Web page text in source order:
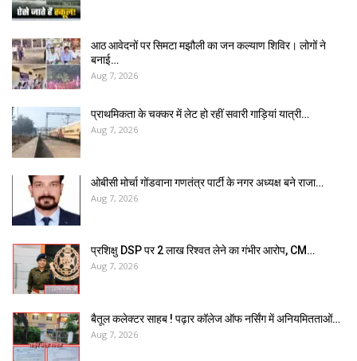
आठ आवेदनों पर सिमटा मझौली का जन कल्याण शिविर। लोगों ने
बनाई…
Aug 7, 2026
प्राथमिकता के चक्कर में लेट हो रहीं सवारी गाड़ियां यात्री…
Aug 7, 2026
ओबीसी मोर्चा गोंडवाना गणतंत्र पार्टी के नगर अध्यक्ष बने राजा…
Aug 7, 2026
प्रशिक्षु DSP पर ₹2 लाख रिश्वत लेने का गंभीर आरोप, CM…
Aug 7, 2026
बैतूल कलेक्टर साहब ! पढ़ार कॉलेज ऑफ नर्सिंग में अनियमितताओं…
Aug 7, 2026